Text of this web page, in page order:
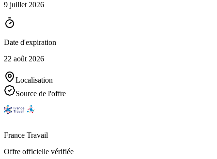
9 juillet 2026
Date d'expiration
22 août 2026
Localisation
Source de l'offre
France Travail
Offre officielle vérifiée